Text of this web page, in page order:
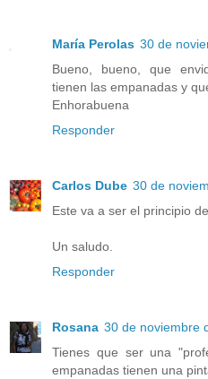
María Perolas 30 de
Bueno, bueno, que
tienen las empanadas y
Enhorabuena
Responder
Carlos Dube 30 de
Este va a ser el principio
Un saludo.
Responder
Rosana 30 de noviembre
Tienes que ser una
empanadas tienen una